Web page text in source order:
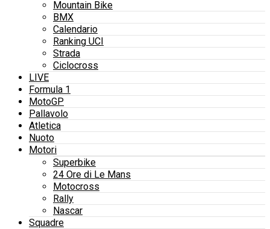
Mountain Bike
BMX
Calendario
Ranking UCI
Strada
Ciclocross
LIVE
Formula 1
MotoGP
Pallavolo
Atletica
Nuoto
Motori
Superbike
24 Ore di Le Mans
Motocross
Rally
Nascar
Squadre